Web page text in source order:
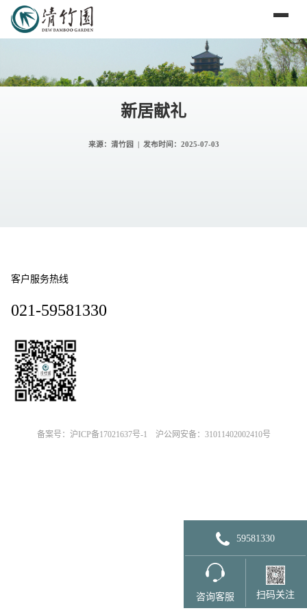
新居献礼
来源：清竹园 | 发布时间： 2025-07-03
59581330
咨询客服 扫码关注
客户服务热线
021-59581330
备案号：沪ICP备17021637号-1 沪公网安备：31011402002410号